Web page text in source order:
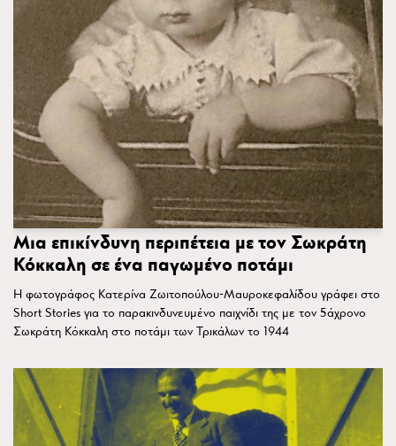
Μια επικίνδυνη περιπέτεια με τον Σωκράτη
Κόκκαλη σε ένα παγωμένο ποτάμι
Η φωτογράφος Κατερίνα Ζωιτοπούλου-Μαυροκεφαλίδου γράφει στο
Short Stories για το παρακινδυνευμένο παιχνίδι της με τον 5άχρονο
Σωκράτη Κόκκαλη στο ποτάμι των Τρικάλων το 1944